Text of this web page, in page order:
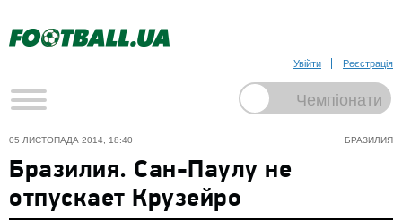
Увійти Реєстрація
БРАЗИЛИЯ
05 ЛИСТОПАДА 2014, 18:40
Бразилия. Сан-Паулу не
отпускает Крузейро